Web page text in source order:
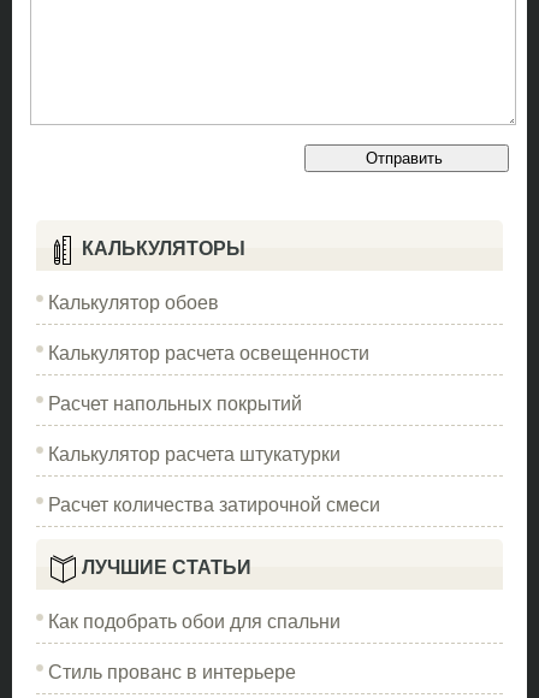
КАЛЬКУЛЯТОРЫ
Калькулятор обоев
Калькулятор расчета освещенности
Расчет напольных покрытий
Калькулятор расчета штукатурки
Расчет количества затирочной смеси
ЛУЧШИЕ СТАТЬИ
Как подобрать обои для спальни
Стиль прованс в интерьере